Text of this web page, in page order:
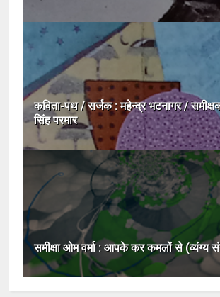
कविता-पथ / सर्जक : महेन्द्र भटनागर /
सिंह परमार
समीक्षा ओम वर्मा : आपके कर कमलों से (व्यंग्य